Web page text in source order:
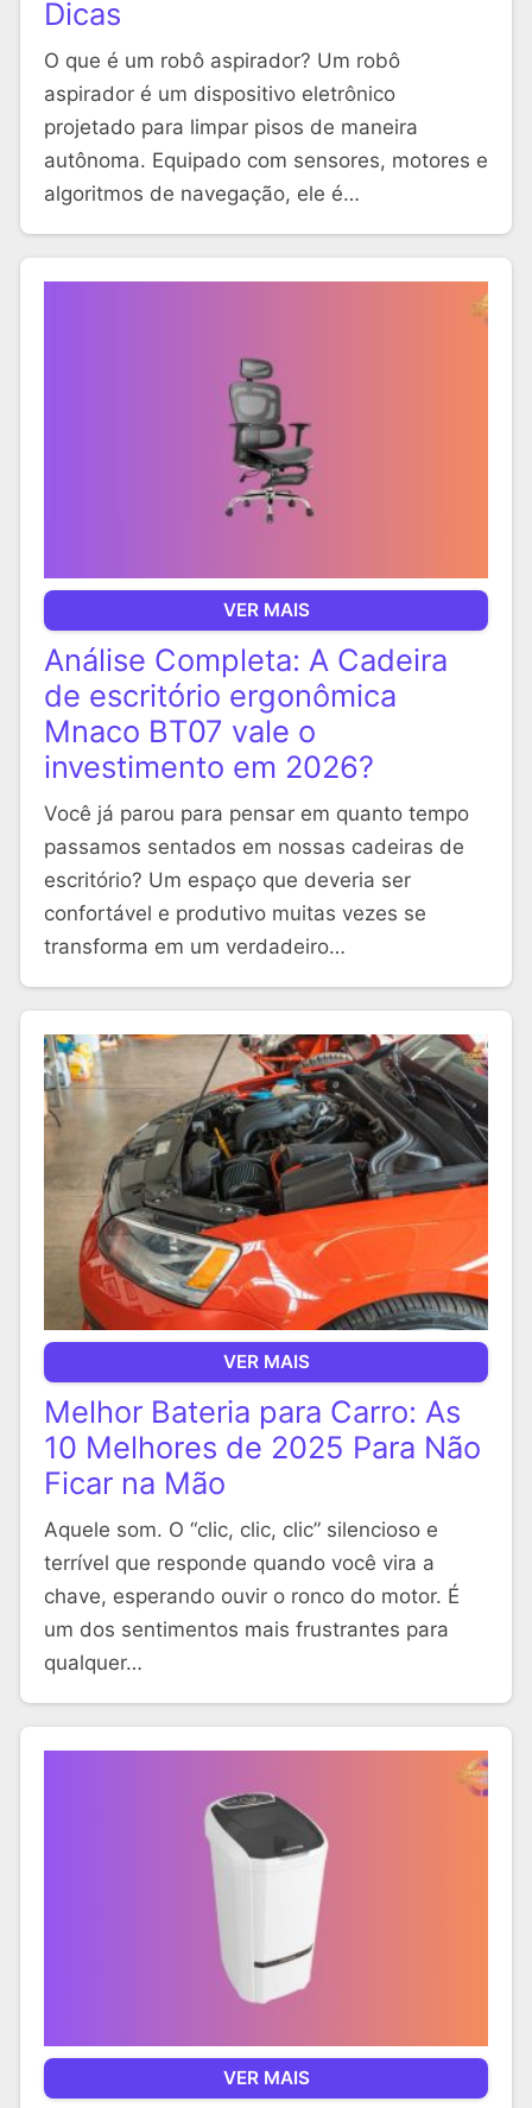
Dicas
O que é um robô aspirador? Um robô
aspirador é um dispositivo eletrônico
projetado para limpar pisos de maneira
autônoma. Equipado com sensores, motores e
algoritmos de navegação, ele é…
VER MAIS
Análise Completa: A Cadeira
de escritório ergonômica
Mnaco BT07 vale o
investimento em 2026?
Você já parou para pensar em quanto tempo
passamos sentados em nossas cadeiras de
escritório? Um espaço que deveria ser
confortável e produtivo muitas vezes se
transforma em um verdadeiro…
VER MAIS
Melhor Bateria para Carro: As
10 Melhores de 2025 Para Não
Ficar na Mão
Aquele som. O “clic, clic, clic” silencioso e
terrível que responde quando você vira a
chave, esperando ouvir o ronco do motor. É
um dos sentimentos mais frustrantes para
qualquer…
VER MAIS